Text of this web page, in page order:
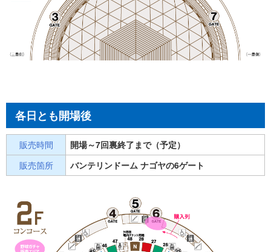
各日とも開場後
販売時間
開場～7回裏終了まで（予定）
販売箇所
バンテリンドーム ナゴヤの6ゲート